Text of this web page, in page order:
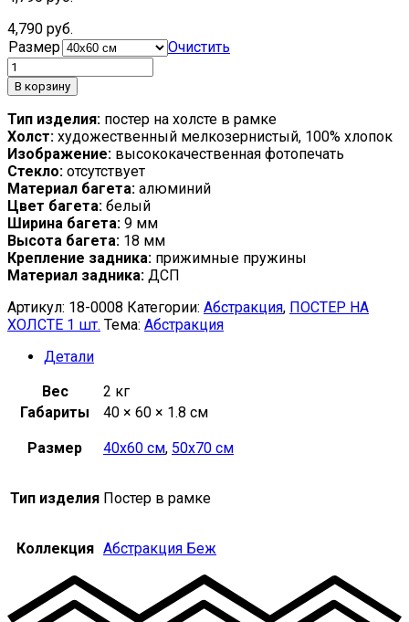
4,790 руб.
Размер
Очистить
В корзину
Тип изделия: постер на холсте в рамке
Холст: художественный мелкозернистый, 100% хлопок
Изображение: высококачественная фотопечать
Стекло: отсутствует
Материал багета: алюминий
Цвет багета: белый
Ширина багета: 9 мм
Высота багета: 18 мм
Крепление задника: прижимные пружины
Материал задника: ДСП
Артикул: 18-0008 Категории: Абстракция, ПОСТЕР НА
ХОЛСТЕ 1 шт. Тема: Абстракция
Детали
Вес
2 кг
Габариты
40 × 60 × 1.8 см
Размер 40х60 см, 50х70 см
Тип изделия Постер в рамке
Коллекция Абстракция Беж